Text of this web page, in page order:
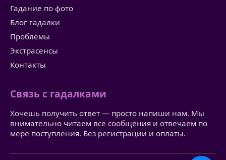
Гадание по фото
Блог гадалки
Проблемы
Экстрасенсы
Контакты
Связь с гадалками
Хочешь получить ответ — просто напиши нам. Мы
внимательно читаем все сообщения и отвечаем по
мере поступления. Без регистрации и оплаты.